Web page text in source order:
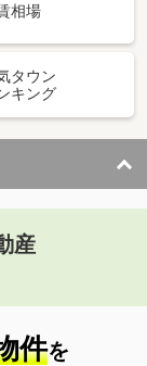
野町
相場
タウン
キング
産
件を